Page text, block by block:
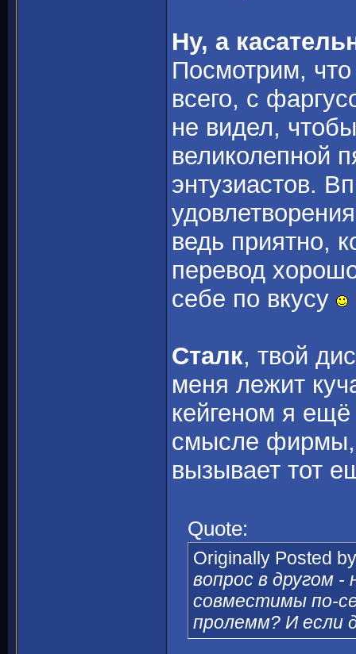
Ну, а
Посмотрим,
всего, с
не видел,
великолепной
энтузиастов.
ведь приятно,
перевод
себе по вкусу
Сталк, твой
меня лежит
кейгеном я
смысле фирмы,
вызывает тот
Quote:
Originally Posted
вопрос в другом -
совместимы по-
пролемм? И если